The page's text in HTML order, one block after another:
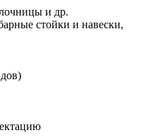
и др.
стойки и навески,